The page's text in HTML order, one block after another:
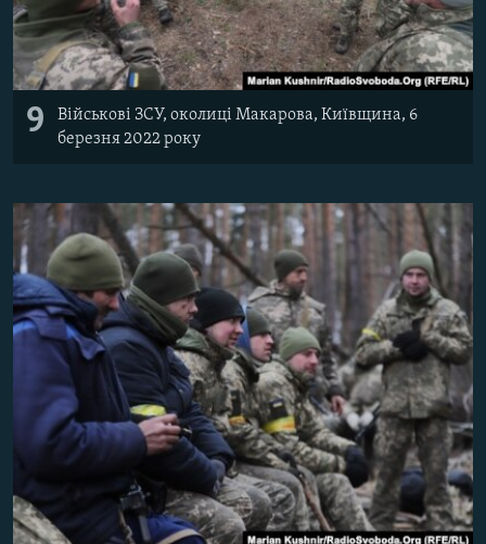
9
Військові ЗСУ, околиці Макарова, Київщина, 6
березня 2022 року